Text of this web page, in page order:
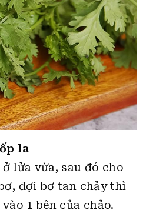
la
lửa vừa, sau đó cho
đợi bơ tan chảy thì
1 bên của chảo.